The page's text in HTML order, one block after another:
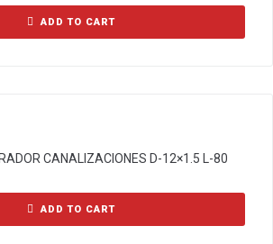
ADD TO CART
CANALIZACIONES D-12×1.5 L-80
ADD TO CART